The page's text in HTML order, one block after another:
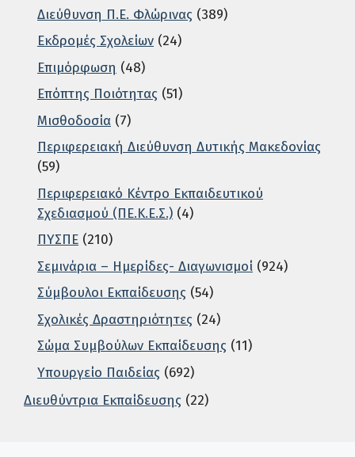
Διεύθυνση Π.Ε. Φλώρινας (389)
Εκδρομές Σχολείων (24)
Επιμόρφωση (48)
Επόπτης Ποιότητας (51)
Μισθοδοσία (7)
Περιφερειακή Διεύθυνση Δυτικής Μακεδονίας
(59)
Περιφερειακό Κέντρο Εκπαιδευτικού
Σχεδιασμού (ΠΕ.Κ.Ε.Σ.) (4)
ΠΥΣΠΕ (210)
Σεμινάρια – Ημερίδες- Διαγωνισμοί (924)
Σύμβουλοι Εκπαίδευσης (54)
Σχολικές Δραστηριότητες (24)
Σώμα Συμβούλων Εκπαίδευσης (11)
Υπουργείο Παιδείας (692)
Διευθύντρια Εκπαίδευσης (22)